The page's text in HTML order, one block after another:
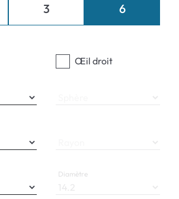
3 6
Œil droit
Diamètre